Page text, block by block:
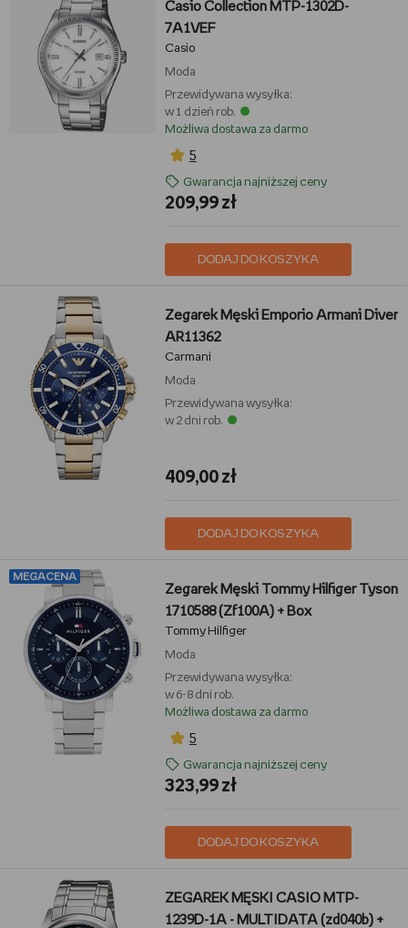
Casio Collection MTP-1302D-
7A1VEF
Casio
Moda
Przewidywana wysyłka:
w 1 dzień rob.
Możliwa dostawa za darmo
5
Gwarancja najniższej ceny
209,99 zł
DODAJ DO KOSZYKA
Zegarek Męski Emporio Armani Diver
AR11362
Carmani
Moda
Przewidywana wysyłka:
w 2 dni rob.
409,00 zł
DODAJ DO KOSZYKA
MEGACENA
Zegarek Męski Tommy Hilfiger Tyson
1710588 (Zf100A) + Box
Tommy Hilfiger
Moda
Przewidywana wysyłka:
w 6-8 dni rob.
Możliwa dostawa za darmo
5
Gwarancja najniższej ceny
323,99 zł
DODAJ DO KOSZYKA
ZEGAREK MĘSKI CASIO MTP-
1239D-1A - MULTIDATA (zd040b) +